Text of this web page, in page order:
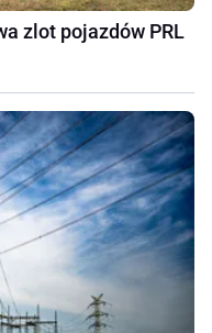
zlot pojazdów PRL